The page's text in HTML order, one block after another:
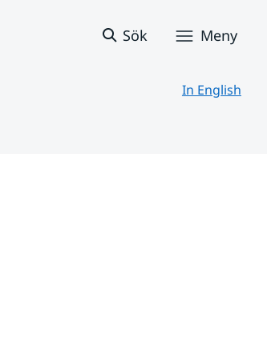
Sök Meny
In English